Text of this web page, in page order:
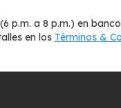
p.m. a 8 p.m.) en
en los Términos &